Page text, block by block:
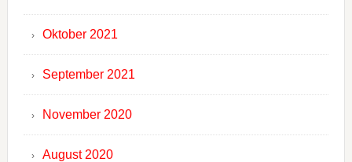
Oktober 2021
September 2021
November 2020
August 2020